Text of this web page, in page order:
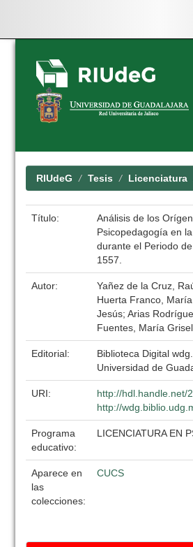
Skip
navigation
RIUdeG Tesis Licenciatura
Título:
Análisis de los
Psicopedagogía en
durante el Periodo
1557.
Autor:
Yañez de la Cruz,
Huerta Franco,
Jesús; Arias
Fuentes, María
Editorial:
Biblioteca Digital
Universidad de
URI:
http://hdl.handle.net/
http://
Programa
educativo:
LICENCIATURA EN
Aparece en
las
colecciones:
CUCS